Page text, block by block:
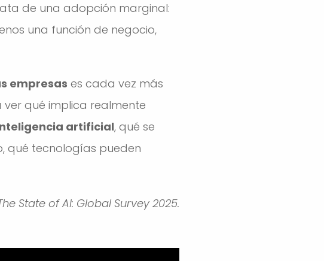
de una adopción marginal:
una función de negocio,
empresas es cada vez más
qué implica realmente
artificial, qué se
qué tecnologías pueden
State of AI: Global Survey 2025.